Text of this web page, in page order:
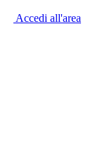
Accedi all'area